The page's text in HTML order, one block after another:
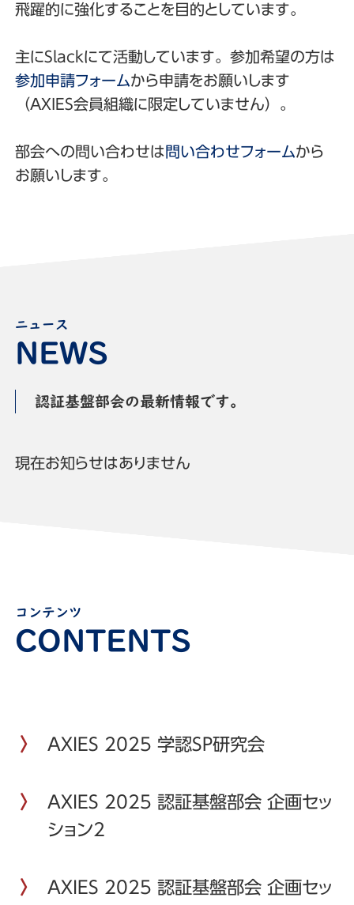
飛躍的に強化することを目的としています。
主にSlackにて活動しています。参加希望の方は
参加申請フォームから申請をお願いします
（AXIES会員組織に限定していません）。
部会への問い合わせは 問い合わせフォームから
お願いします。
ニュース
認証基盤部会の最新情報です。
現在お知らせはありません
コンテンツ
AXIES 2025 学認SP研究会
AXIES 2025 認証基盤部会 企画セッ
ション2
AXIES 2025 認証基盤部会 企画セッ